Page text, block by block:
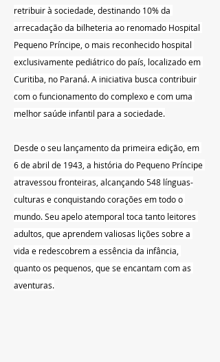
retribuir à sociedade, destinando 10% da
arrecadação da bilheteria ao renomado Hospital
Pequeno Príncipe, o mais reconhecido hospital
exclusivamente pediátrico do país, localizado em
Curitiba, no Paraná. A iniciativa busca contribuir
com o funcionamento do complexo e com uma
melhor saúde infantil para a sociedade.
Desde o seu lançamento da primeira edição, em
6 de abril de 1943, a história do Pequeno Príncipe
atravessou fronteiras, alcançando 548 línguas-
culturas e conquistando corações em todo o
mundo. Seu apelo atemporal toca tanto leitores
adultos, que aprendem valiosas lições sobre a
vida e redescobrem a essência da infância,
quanto os pequenos, que se encantam com as
aventuras.